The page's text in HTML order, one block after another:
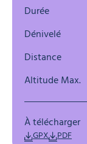
Durée
Dénivelé
Distance
Altitude Max.
À télécharger
GPX PDF